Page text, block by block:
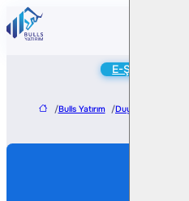
E-Şube
/Bulls Yatırım /Duyurular